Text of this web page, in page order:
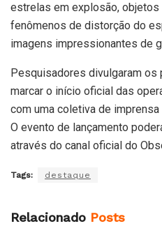
estrelas em explosão,
fenômenos de distorção do
imagens impressionantes de
Pesquisadores divulgaram
marcar o início oficial das
com uma coletiva de
O evento de lançamento
através do canal oficial do
Tags: destaque
Relacionado Posts